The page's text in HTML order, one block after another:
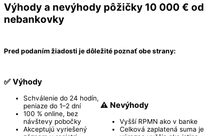
Výhody a nevýhody pôžičky 10 000 € od
nebankovky
Pred podaním žiadosti je dôležité poznať obe strany:
✅ Výhody
Schválenie do 24 hodín,
peniaze do 1–2 dní
100 % online, bez
návštevy pobočky
Akceptujú vyriešený
⚠️ Nevýhody
Vyšší RPMN ako v banke
Celková zaplatená suma je